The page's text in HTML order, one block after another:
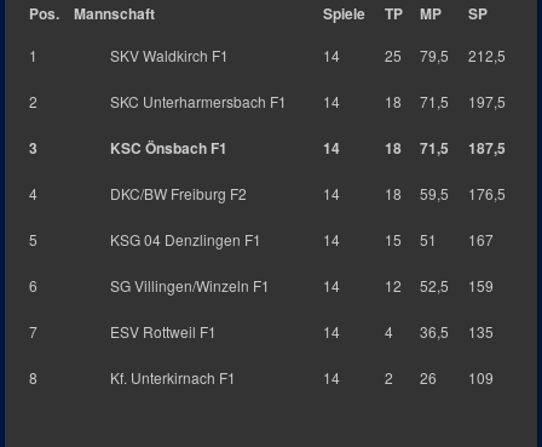
Pos. Mannschaft Spiele TP MP SP
1 SKV Waldkirch F1 14 25 79,5 212,5
2 SKC Unterharmersbach F1 14 18 71,5 197,5
3 KSC Önsbach F1 14 18 71,5 187,5
4 DKC/BW Freiburg F2 14 18 59,5 176,5
5 KSG 04 Denzlingen F1 14 15 51 167
6 SG Villingen/Winzeln F1 14 12 52,5 159
7 ESV Rottweil F1 14 4 36,5 135
8 Kf. Unterkirnach F1 14 2 26 109